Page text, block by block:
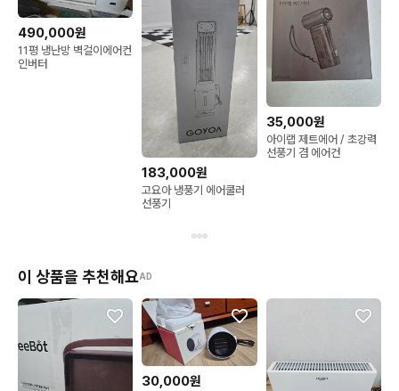
490,000원
11평 냉난방 벽걸이에어컨
인버터
183,000원
고요아 냉풍기 에어쿨러
선풍기
35,000원
아이랩 제트에어 / 초강력
선풍기 겸 에어건
이 상품을 추천해요AD
30,000원